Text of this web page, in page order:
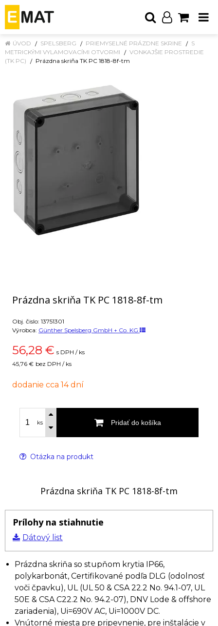
ÚVOD SPELSBERG PRIEMYSELNÉ PRÁZDNE SKRINE
S
METRICKÝMI VYLAMOVACÍMI OTVORMI
VONKAJŠIE PROSTREDIE
(TK PC)
Prázdna skriňa TK PC 1818-8f-tm
Prázdna skriňa TK PC 1818-8f-tm
Obj. čislo: 13751301
Výrobca: Günther Spelsberg GmbH + Co. KG
56,28 € s DPH / ks
45,76 € bez DPH / ks
dodanie cca 14 dní
ks Pridať do košíka
Otázka na produkt
Prázdna skriňa TK PC 1818-8f-tm
Prílohy na stiahnutie
Dátový list
Prázdna skriňa so stupňom krytia IP66,
polykarbonát, Certifikované podľa DLG (odolnosť
voči čpavku), UL (UL 50 & CSA 22.2 No. 94.1-07, UL
50E & CSA C22.2 No. 94.2-07), DNV Lode & offshore
zariadenia), Ui=690V AC, Ui=1000V DC.
Vnútorné miesta pre pripevnenie, pre inštalácie v